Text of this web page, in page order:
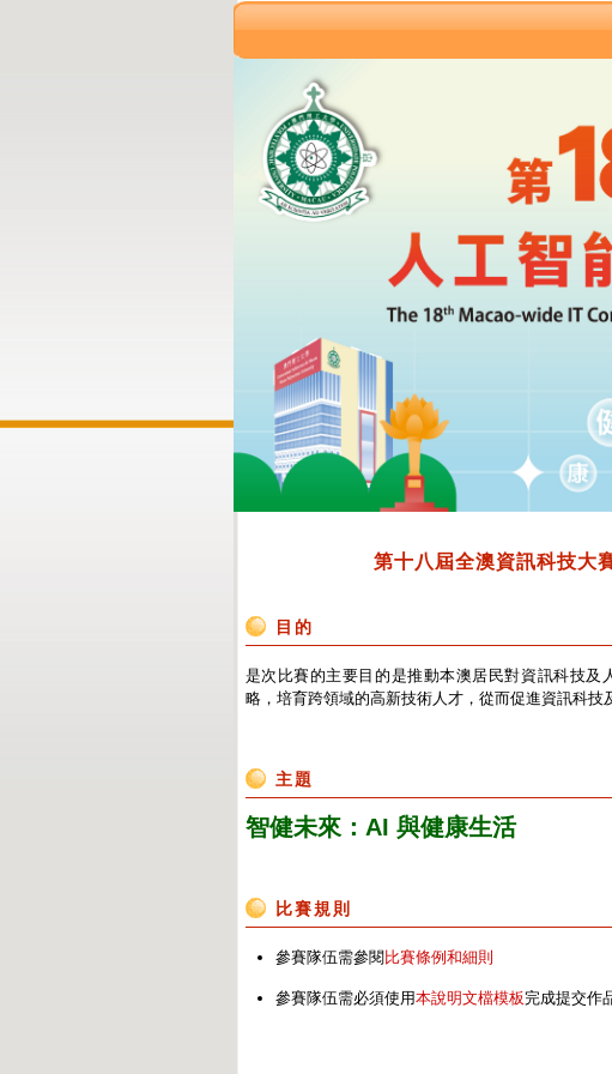
第十八 屆全澳資訊科技大
目的
是次比賽的主要目的是推動本澳居民對資訊科技及
略，培育跨領域的高新技術人才，從而促進資訊科技
主題
智健未來：AI 與健康生活
比賽規則
參賽隊伍需參閱 比賽條例和細則
參賽隊伍需必須使用本說明文檔模板完成提交作